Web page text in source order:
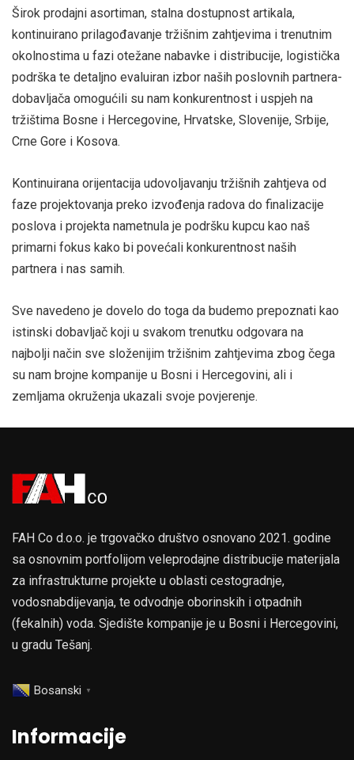
Širok prodajni asortiman, stalna dostupnost artikala,
kontinuirano prilagođavanje tržišnim zahtjevima i trenutnim
okolnostima u fazi otežane nabavke i distribucije, logistička
podrška te detaljno evaluiran izbor naših poslovnih partnera-
dobavljača omogućili su nam konkurentnost i uspjeh na
tržištima Bosne i Hercegovine, Hrvatske, Slovenije, Srbije,
Crne Gore i Kosova.
Kontinuirana orijentacija udovoljavanju tržišnih zahtjeva od
faze projektovanja preko izvođenja radova do finalizacije
poslova i projekta nametnula je podršku kupcu kao naš
primarni fokus kako bi povećali konkurentnost naših
partnera i nas samih.
Sve navedeno je dovelo do toga da budemo prepoznati kao
istinski dobavljač koji u svakom trenutku odgovara na
najbolji način sve složenijim tržišnim zahtjevima zbog čega
su nam brojne kompanije u Bosni i Hercegovini, ali i
zemljama okruženja ukazali svoje povjerenje.
FAH Co d.o.o. je trgovačko društvo osnovano 2021. godine
sa osnovnim portfolijom veleprodajne distribucije materijala
za infrastrukturne projekte u oblasti cestogradnje,
vodosnabdijevanja, te odvodnje oborinskih i otpadnih
(fekalnih) voda. Sjedište kompanije je u Bosni i Hercegovini,
u gradu Tešanj.
Bosanski ▼
Informacije